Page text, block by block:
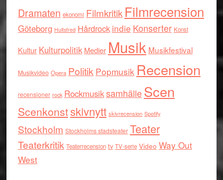
Dramaten ekonomi Filmkritik Filmrecension
Göteborg Hultsfred Hårdrock indie Konserter Konst
Kultur Kulturpolitik Medier Musik Musikfestival
Musikvideo Opera Politik Popmusik Recension
recensioner rock RockmusiksamhälleScen
Scenkonstskivnytt skivrecension Spotify
Stockholm Stockholms stadsteater Teater
Teaterkritik Teaterrecension tv TV-serie Video Way Out
West